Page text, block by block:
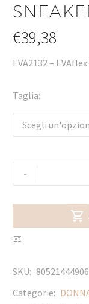
€39,38
EVA2132 –
Taglia
Scegli
-

SKU:
Categorie: